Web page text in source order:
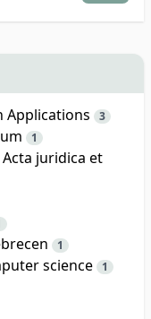
Applications 3
1
juridica et
1
science 1